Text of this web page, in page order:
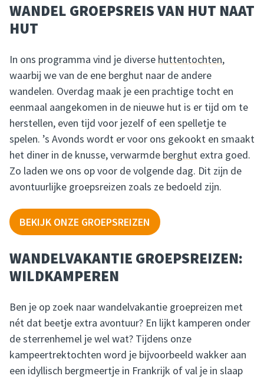
WANDEL GROEPSREIS VAN HUT NAAT
HUT
In ons programma vind je diverse huttentochten,
waarbij we van de ene berghut naar de andere
wandelen. Overdag maak je een prachtige tocht en
eenmaal aangekomen in de nieuwe hut is er tijd om te
herstellen, even tijd voor jezelf of een spelletje te
spelen. ’s Avonds wordt er voor ons gekookt en smaakt
het diner in de knusse, verwarmde berghut extra goed.
Zo laden we ons op voor de volgende dag. Dit zijn de
avontuurlijke groepsreizen zoals ze bedoeld zijn.
BEKIJK ONZE GROEPSREIZEN
WANDELVAKANTIE GROEPSREIZEN:
WILDKAMPEREN
Ben je op zoek naar wandelvakantie groepreizen met
nét dat beetje extra avontuur? En lijkt kamperen onder
de sterrenhemel je wel wat? Tijdens onze
kampeertrektochten word je bijvoorbeeld wakker aan
een idyllisch bergmeertje in Frankrijk of val je in slaap